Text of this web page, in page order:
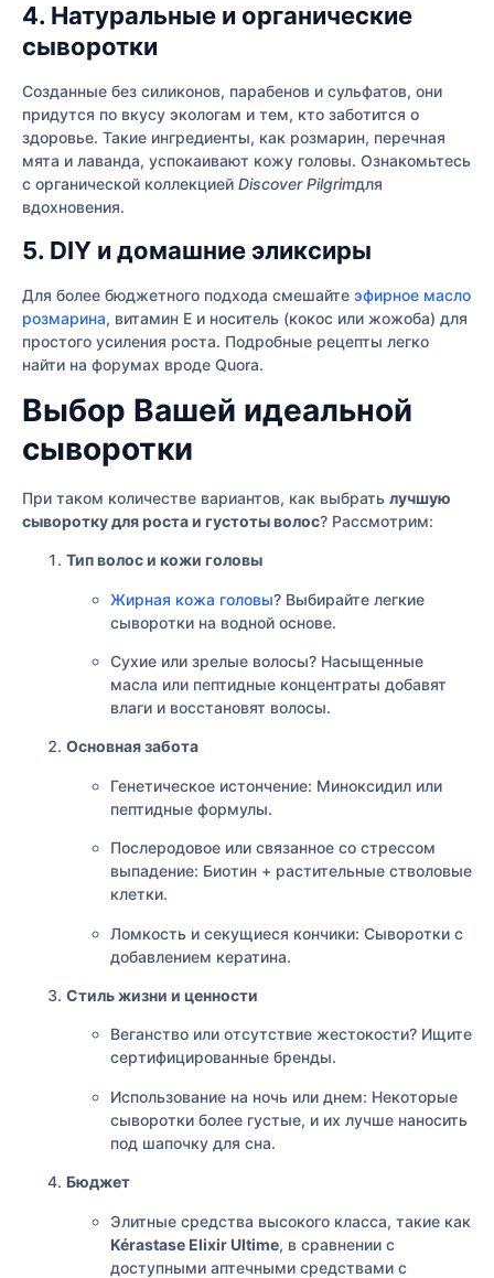
4. Натуральные и органические
сыворотки
Созданные без силиконов, парабенов и сульфатов, они
придутся по вкусу экологам и тем, кто заботится о
здоровье. Такие ингредиенты, как розмарин, перечная
мята и лаванда, успокаивают кожу головы. Ознакомьтесь
с органической коллекцией Discover Pilgrimдля
вдохновения.
5. DIY и домашние эликсиры
Для более бюджетного подхода смешайте эфирное масло
розмарина, витамин Е и носитель (кокос или жожоба) для
простого усиления роста. Подробные рецепты легко
найти на форумах вроде Quora.
Выбор Вашей идеальной
сыворотки
При таком количестве вариантов, как выбрать лучшую
сыворотку для роста и густоты волос? Рассмотрим:
Тип волос и кожи головы
Жирная кожа головы? Выбирайте легкие
сыворотки на водной основе.
Сухие или зрелые волосы? Насыщенные
масла или пептидные концентраты добавят
влаги и восстановят волосы.
Основная забота
Генетическое истончение: Миноксидил или
пептидные формулы.
Послеродовое или связанное со стрессом
выпадение: Биотин + растительные стволовые
клетки.
Ломкость и секущиеся кончики: Сыворотки с
добавлением кератина.
Стиль жизни и ценности
Веганство или отсутствие жестокости? Ищите
сертифицированные бренды.
Использование на ночь или днем: Некоторые
сыворотки более густые, и их лучше наносить
под шапочку для сна.
Бюджет
Элитные средства высокого класса, такие как
Kérastase Elixir Ultime, в сравнении с
доступными аптечными средствами с